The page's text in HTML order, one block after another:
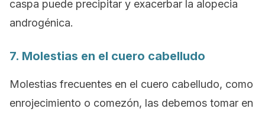
caspa puede precipitar y exacerbar la alopecia
androgénica.
7. Molestias en el cuero cabelludo
Molestias frecuentes en el cuero cabelludo, como
enrojecimiento o comezón, las debemos tomar en